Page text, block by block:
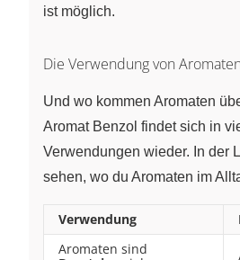
ist möglich.
Die Verwendung von Aromaten
Und wo kommen Aromaten
Aromat Benzol findet sich in
Verwendungen wieder. In der
sehen, wo du Aromaten im
Verwendung
Aromaten sind